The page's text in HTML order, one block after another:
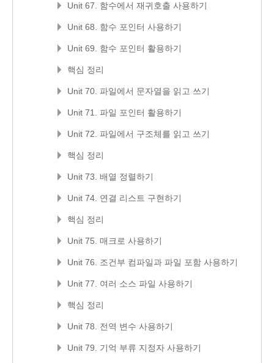
Unit 67. 함수에서 재귀호출 사용하기
Unit 68. 함수 포인터 사용하기
Unit 69. 함수 포인터 활용하기
핵심 정리
Unit 70. 파일에서 문자열을 읽고 쓰기
Unit 71. 파일 포인터 활용하기
Unit 72. 파일에서 구조체를 읽고 쓰기
핵심 정리
Unit 73. 배열 정렬하기
Unit 74. 연결 리스트 구현하기
핵심 정리
Unit 75. 매크로 사용하기
Unit 76. 조건부 컴파일과 파일 포함 사용하기
Unit 77. 여러 소스 파일 사용하기
핵심 정리
Unit 78. 전역 변수 사용하기
Unit 79. 기억 부류 지정자 사용하기